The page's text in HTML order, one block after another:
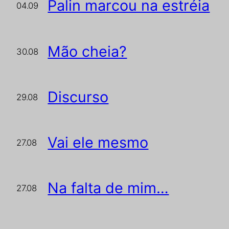
04.09 Palin marcou na estréia
30.08 Mão cheia?
29.08 Discurso
27.08 Vai ele mesmo
27.08 Na falta de mim…